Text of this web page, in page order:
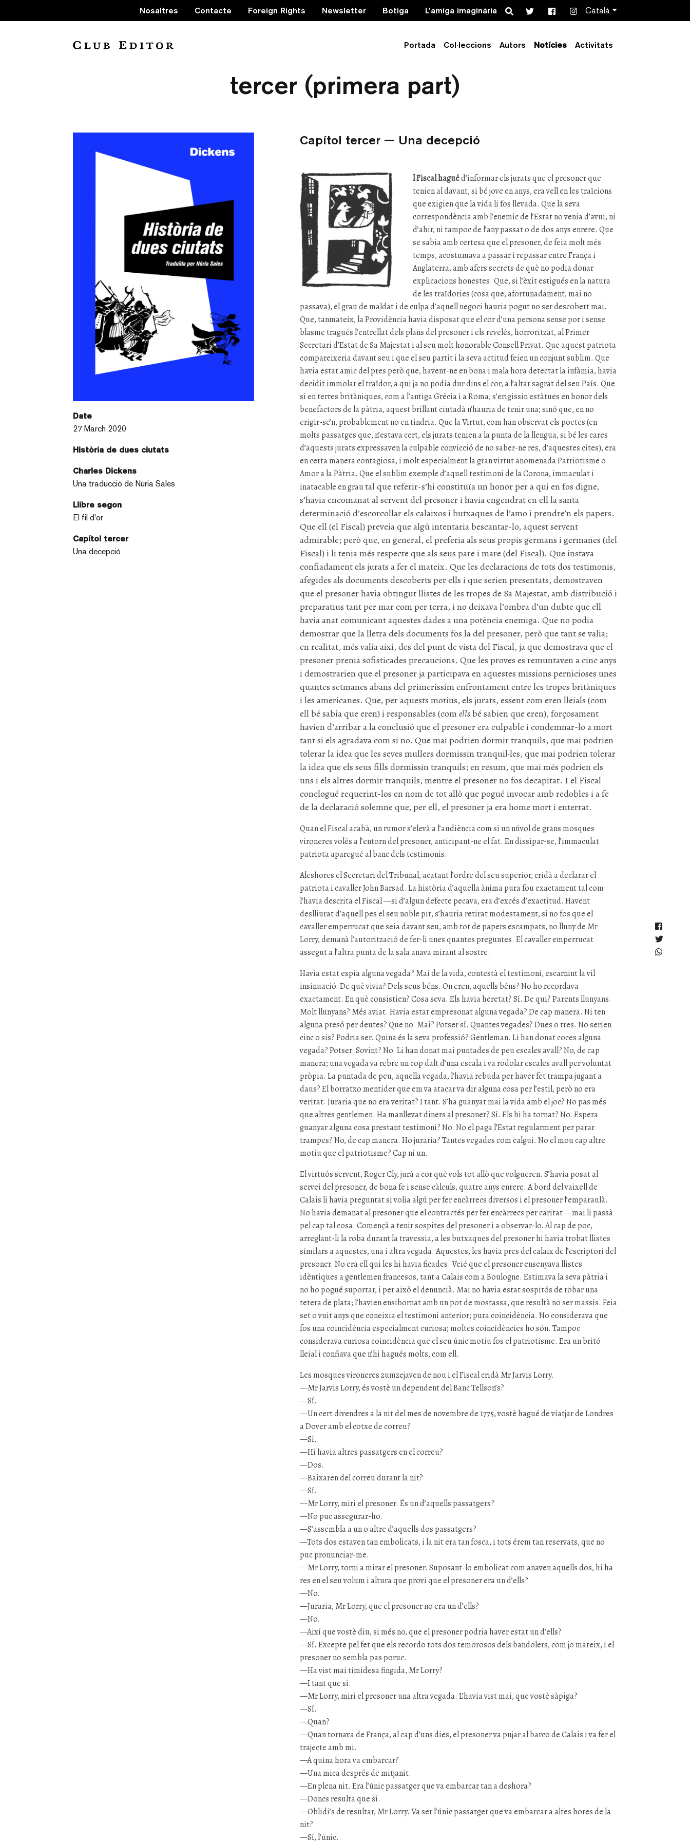
Nosaltres Contacte Foreign Rights Newsletter Botiga L’amiga imaginària Search Català
Portada Col·leccions Autors Notícies Activitats
Història de dues ciutats — Llibre segon: capítol
tercer (primera part)
Date
27 March 2020
Història de dues ciutats
Charles Dickens
Una traducció de Núria Sales
Llibre segon
El fil d'or
Capítol tercer
Una decepció
Capítol tercer — Una decepció
l Fiscalhaguéd’informar els jurats que el presoner que
tenien al davant, si bé jove en anys, era vell en les traïcions
que exigien que la vida li fos llevada. Que la seva
correspondència amb l’enemic de l’Estat no venia d’avui, ni
d’ahir, ni tampoc de l’any passat o de dos anys enrere. Que
se sabia amb certesa que el presoner, de feia molt més
temps, acostumava a passar i repassar entre França i
Anglaterra, amb afers secrets de què no podia donar
explicacions honestes. Que, si l’èxit estigués en la natura
de les traïdories (cosa que, afortunadament, mai no
passava), el grau de maldat i de culpa d’aquell negoci hauria pogut no ser descobert mai.
Que, tanmateix, la Providència havia disposat que el cor d’una persona sense por i sense
blasme tragués l’entrellat dels plans del presoner i els revelés, horroritzat, al Primer
Secretari d’Estat de Sa Majestat i al seu molt honorable Consell Privat. Que aquest patriota
compareixeria davant seu i que el seu partit i la seva actitud feien un conjunt sublim. Que
havia estat amic del pres però que, havent-ne en bona i mala hora detectat la infàmia, havia
decidit immolar el traïdor, a qui ja no podia dur dins el cor, a l’altar sagrat del seu País. Que
si en terres britàniques, com a l’antiga Grècia i a Roma, s’erigissin estàtues en honor dels
benefactors de la pàtria, aquest brillant ciutadà n’hauria de tenir una; sinó que, en no
erigir-se’n, probablement no en tindria. Que la Virtut, com han observat els poetes (en
molts passatges que, n’estava cert, els jurats tenien a la punta de la llengua, si bé les cares
d’aquests jurats expressaven la culpable convicció de no saber-ne res, d’aquestes cites), era
en certa manera contagiosa, i molt especialment la gran virtut anomenada Patriotisme o
Amor a la Pàtria. Que el sublim exemple d’aquell testimoni de la Corona, immaculat i
inatacable en grautalque referir-s’hi constituïa un honor per a qui en fos digne,
s’havia encomanat al servent del presoner i havia engendrat en ell la santa
determinació d’escorcollar els calaixos i butxaques de l’amo i prendre’n els papers.
Que ell (el Fiscal) preveia que algú intentaria bescantar-lo, aquest servent
admirable; però que, en general, el preferia als seus propis germans i germanes (del
Fiscal) i li tenia més respecte que als seus pare i mare (del Fiscal). Que instava
confiadament els jurats a fer el mateix. Que les declaracions de tots dos testimonis,
afegides als documents descoberts per ells i que serien presentats, demostraven
que el presoner havia obtingut llistes de les tropes de Sa Majestat, amb distribució i
preparatius tant per mar com per terra, i no deixava l’ombra d’un dubte que ell
havia anat comunicant aquestes dades a una potència enemiga. Que no podia
demostrar que la lletra dels documents fos la del presoner, però que tant se valia;
en realitat, més valia així, des del punt de vista del Fiscal, ja que demostrava que el
presoner prenia sofisticades precaucions. Que les proves es remuntaven a cinc anys
i demostrarien que el presoner ja participava en aquestes missions pernicioses unes
quantes setmanes abans del primeríssim enfrontament entre les tropes britàniques
i les americanes. Que, per aquests motius, els jurats, essent com eren lleials (com
ell bé sabia que eren) i responsables (comellsbé sabien que eren), forçosament
havien d’arribar a la conclusió que el presoner era culpable i condemnar-lo a mort
tant si els agradava com si no. Que mai podrien dormir tranquils, que mai podrien
tolerar la idea que les seves mullers dormissin tranquil·les, que mai podrien tolerar
la idea que els seus fills dormissin tranquils; en resum, que mai més podrien els
uns i els altres dormir tranquils, mentre el presoner no fos decapitat. I el Fiscal
conclogué requerint-los en nom de tot allò que pogué invocar amb redobles i a fe
de la declaració solemne que, per ell, el presoner ja era home mort i enterrat.
Quan el Fiscal acabà, un rumor s’elevà a l’audiència com si un núvol de grans mosques
vironeres volés a l’entorn del presoner, anticipant-ne el fat. En dissipar-se, l’immaculat
patriota aparegué al banc dels testimonis.
Aleshores el Secretari del Tribunal, acatant l’ordre del seu superior, cridà a declarar el
patriota i cavaller John Barsad. La història d’aquella ànima pura fou exactament tal com
l’havia descrita el Fiscal —si d’algun defecte pecava, era d’excés d’exactitud. Havent
deslliurat d’aquell pes el seu noble pit, s’hauria retirat modestament, si no fos que el
cavaller emperrucat que seia davant seu, amb tot de papers escampats, no lluny de Mr
Lorry, demanà l’autorització de fer-li unes quantes preguntes. El cavaller emperrucat
assegut a l’altra punta de la sala anava mirant al sostre.
Havia estat espia alguna vegada? Mai de la vida, contestà el testimoni, escarnint la vil
insinuació. De què vivia? Dels seus béns. On eren, aquells béns? No ho recordava
exactament. En què consistien? Cosa seva. Els havia heretat? Sí. De qui? Parents llunyans.
Molt llunyans? Més aviat. Havia estat empresonat alguna vegada? De cap manera. Ni ten
alguna presó per deutes? Que no. Mai? Potser sí. Quantes vegades? Dues o tres. No serien
cinc o sis? Podria ser. Quina és la seva professió? Gentleman. Li han donat coces alguna
vegada? Potser. Sovint? No. Li han donat mai puntades de peu escales avall? No, de cap
manera; una vegada va rebre un cop dalt d’una escala i va rodolar escales avall per voluntat
pròpia. La puntada de peu, aquella vegada, l’havia rebuda per haver fet trampa jugant a
daus? El borratxo mentider que em va atacar va dir alguna cosa per l’estil, però no era
veritat. Juraria que no era veritat? I tant. S’ha guanyat mai la vida amb el joc? No pas més
que altres gentlemen. Ha manllevat diners al presoner? Sí. Els hi ha tornat? No. Espera
guanyar alguna cosa prestant testimoni? No. No el paga l’Estat regularment per parar
trampes? No, de cap manera. Ho juraria? Tantes vegades com calgui. No el mou cap altre
motiu que el patriotisme? Cap ni un.
El virtuós servent, Roger Cly, jurà a cor què vols tot allò que volgueren. S’havia posat al
servei del presoner, de bona fe i sense càlculs, quatre anys enrere. A bord del vaixell de
Calais li havia preguntat si volia algú per fer encàrrecs diversos i el presoner l’emparaulà.
No havia demanat al presoner que el contractés per fer encàrrecs per caritat —mai li passà
pel cap tal cosa. Començà a tenir sospites del presoner i a observar-lo. Al cap de poc,
arreglant-li la roba durant la travessia, a les butxaques del presoner hi havia trobat llistes
similars a aquestes, una i altra vegada. Aquestes, les havia pres del calaix de l’escriptori del
presoner. No era ell qui les hi havia ficades. Veié que el presoner ensenyava llistes
idèntiques a gentlemen francesos, tant a Calais com a Boulogne. Estimava la seva pàtria i
no ho pogué suportar, i per això el denuncià. Mai no havia estat sospitós de robar una
tetera de plata; l’havien ensibornat amb un pot de mostassa, que resultà no ser massís. Feia
set o vuit anys que coneixia el testimoni anterior; pura coincidència. No considerava que
fos una coincidència especialment curiosa; moltes coincidències ho són. Tampoc
considerava curiosa coincidència que el seu únic motiu fos el patriotisme. Era un britó
lleial i confiava que n’hi hagués molts, com ell.
Les mosques vironeres zumzejaven de nou i el Fiscal cridà Mr Jarvis Lorry.
—Mr Jarvis Lorry, és vostè un dependent del Banc Tellson’s?
—Sí.
—Un cert divendres a la nit del mes de novembre de 1775, vostè hagué de viatjar de Londres
a Dover amb el cotxe de correu?
—Sí.
—Hi havia altres passatgers en el correu?
—Dos.
—Baixaren del correu durant la nit?
—Sí.
—Mr Lorry, miri el presoner. És un d’aquells passatgers?
—No puc assegurar-ho.
—S’assembla a un o altre d’aquells dos passatgers?
—Tots dos estaven tan embolicats, i la nit era tan fosca, i tots érem tan reservats, que no
puc pronunciar-me.
—Mr Lorry, torni a mirar el presoner. Suposant-lo embolicat com anaven aquells dos, hi ha
res en el seu volum i altura que provi que el presoner era un d’ells?
—No.
—Juraria, Mr Lorry, que el presoner no era un d’ells?
—No.
—Així que vostè diu, si més no, que el presoner podria haver estat un d’ells?
—Sí. Excepte pel fet que els recordo tots dos temorosos dels bandolers, com jo mateix, i el
presoner no sembla pas poruc.
—Ha vist mai timidesa fingida, Mr Lorry?
—I tant que sí.
—Mr Lorry, miri el presoner una altra vegada. L’havia vist mai, que vostè sàpiga?
—Sí.
—Quan?
—Quan tornava de França, al cap d’uns dies, el presoner va pujar al barco de Calais i va fer el
trajecte amb mi.
—A quina hora va embarcar?
—Una mica després de mitjanit.
—En plena nit. Era l’únic passatger que va embarcar tan a deshora?
—Doncs resulta que sí.
—Oblidi’s de resultar, Mr Lorry. Va ser l’únic passatger que va embarcar a altes hores de la
nit?
—Sí, l’únic.